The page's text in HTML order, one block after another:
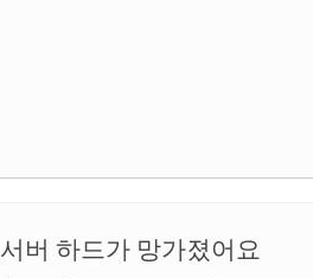
서버 하드가 망가졌어요